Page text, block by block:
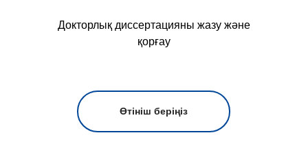
Өтініш беріңіз
Докторлық диссертацияны жазу және
қорғау